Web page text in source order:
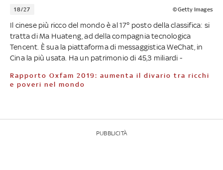
18/27 ©Getty Images
Il cinese più ricco del mondo è al 17° posto della classifica: si
tratta di Ma Huateng, ad della compagnia tecnologica
Tencent. È sua la piattaforma di messaggistica WeChat, in
Cina la più usata. Ha un patrimonio di 45,3 miliardi -
Rapporto Oxfam 2019: aumenta il divario tra ricchi
e poveri nel mondo
PUBBLICITÀ